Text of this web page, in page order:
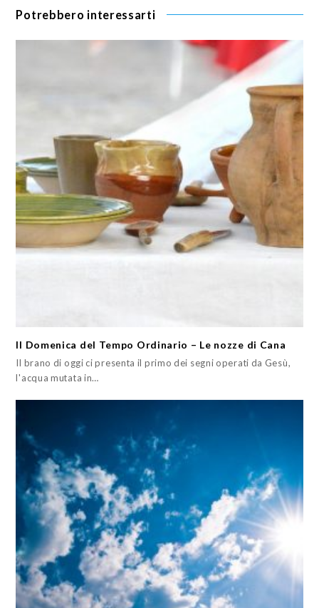
Potrebbero interessarti
II Domenica del Tempo Ordinario – Le nozze di Cana
Il brano di oggi ci presenta il primo dei segni operati da Gesù,
l'acqua mutata in…